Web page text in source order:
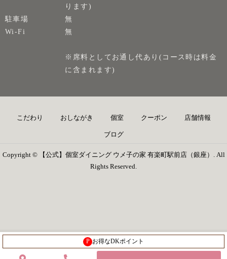
ります)
駐車場
無
Wi-Fi
無
※席料としてお通し代あり(コース時は料金
に含まれます)
こだわり おしながき 個室 クーポン 店舗情報
ブログ
Copyright © 【公式】個室ダイニング ウメ子の家 有楽町駅前店（銀座）. All
Rights Reserved.
P お得なDKポイント